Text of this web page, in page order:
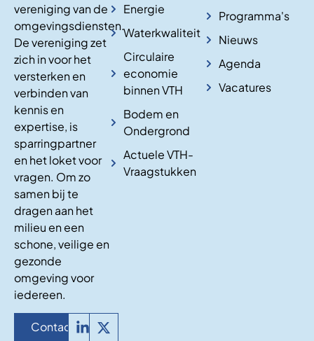
vereniging van de
omgevingsdiensten.
De vereniging zet
zich in voor het
versterken en
verbinden van
kennis en
expertise, is
sparringpartner
en het loket voor
vragen. Om zo
samen bij te
dragen aan het
milieu en een
schone, veilige en
gezonde
omgeving voor
iedereen.
Contact
Energie
Waterkwaliteit
Circulaire
economie
binnen VTH
Bodem en
Ondergrond
Actuele VTH-
Vraagstukken
Programma's
Nieuws
Agenda
Vacatures